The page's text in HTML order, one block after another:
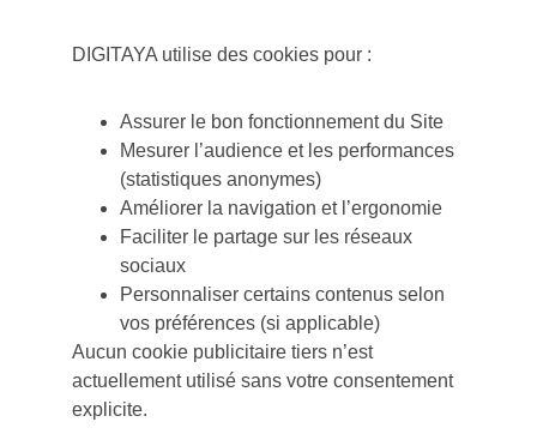
DIGITAYA utilise des cookies pour :
Assurer le bon fonctionnement du Site
Mesurer l’audience et les performances
(statistiques anonymes)
Améliorer la navigation et l’ergonomie
Faciliter le partage sur les réseaux
sociaux
Personnaliser certains contenus selon
vos préférences (si applicable)
Aucun cookie publicitaire tiers n’est
actuellement utilisé sans votre consentement
explicite.